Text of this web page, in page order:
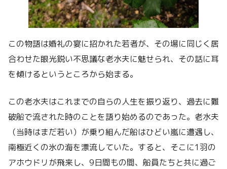
この物語は婚礼の宴に招かれた若者が、その場に同じく居
合わせた眼光鋭い不思議な老水夫に魅せられ、その話に耳
を傾けるというところから始まる。
この老水夫はこれまでの自らの人生を振り返り、過去に難
破船で流された時のことを語り始めるのであった。老水夫
（当時はまだ若い）が乗り組んだ船はひどい嵐に遭遇し、
南極近くの氷の海を漂流していた。すると、そこに1羽の
アホウドリが飛来し、9日間もの間、船員たちと共に過ご